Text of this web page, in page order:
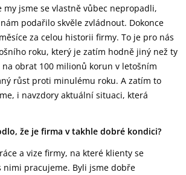
my jsme se vlastně vůbec nepropadli,
podařilo skvěle zvládnout. Dokonce
za celou historii firmy. To je pro nás
roku, který je zatím hodně jiný než ty
obrat 100 milionů korun v letošním
růst proti minulému roku. A zatím to
i navzdory aktuální situaci, která
že je firma v takhle dobré kondici?
a vize firmy, na které klienty se
nimi pracujeme. Byli jsme dobře